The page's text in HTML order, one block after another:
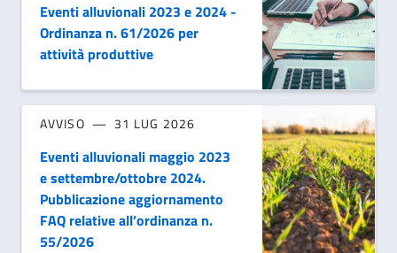
Eventi alluvionali 2023 e 2024 -
Ordinanza n. 61/2026 per
attività produttive
AVVISO 31 LUG 2026
Eventi alluvionali maggio 2023
e settembre/ottobre 2024.
Pubblicazione aggiornamento
FAQ relative all’ordinanza n.
55/2026